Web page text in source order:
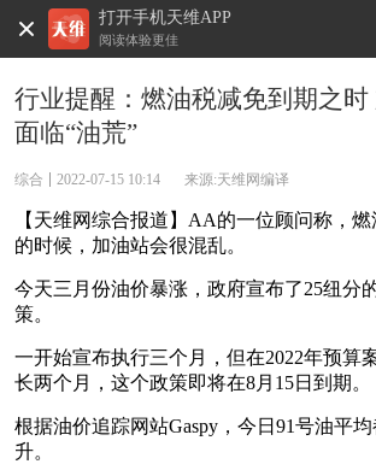
打开手机天维APP
阅读体验更佳
天维新闻
行业提醒：燃油税减免到期之时
面临“油荒”
综合 2022-07-15 10:14 来源:天维网编译
【天维网综合报道】AA的一位顾问称，
的时候，加油站会很混乱。
今天三月份油价暴涨，政府宣布了25纽分
策。
一开始宣布执行三个月，但在2022年预算
长两个月，这个政策即将在8月15日到期。
根据油价追踪网站Gaspy，今日91号油平
升。